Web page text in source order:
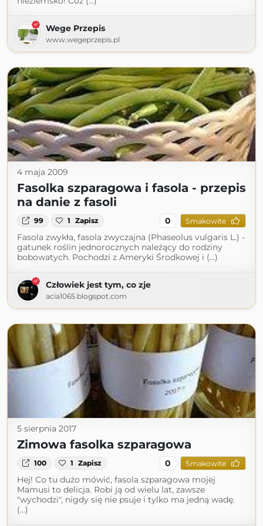
Wege Przepis
www.wegeprzepis.pl
4 maja 2009
Fasolka szparagowa i fasola - przepis
na danie z fasoli
99 1 Zapisz 0 Smakowite
Fasola zwykła, fasola zwyczajna (Phaseolus vulgaris L.) -
gatunek roślin jednorocznych należący do rodziny
bobowatych. Pochodzi z Ameryki Środkowej i (...)
Człowiek jest tym, co zje
acia1065.blogspot.com
5 sierpnia 2017
Zimowa fasolka szparagowa
100 1 Zapisz 0 Smakowite
Hej! Co tu dużo mówić, fasola szparagowa mojej
Mamusi to delicja. Robi ją od wielu lat, zawsze
"wychodzi", nigdy się nie psuje i tylko ma jedną wadę.
(...)